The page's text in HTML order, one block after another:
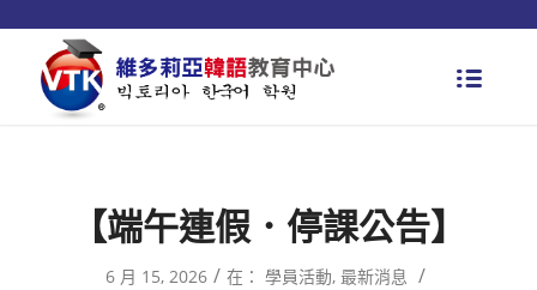
【端午連假．停課公告】
6 月 15, 2026 / 在： 學員活動, 最新消息 /